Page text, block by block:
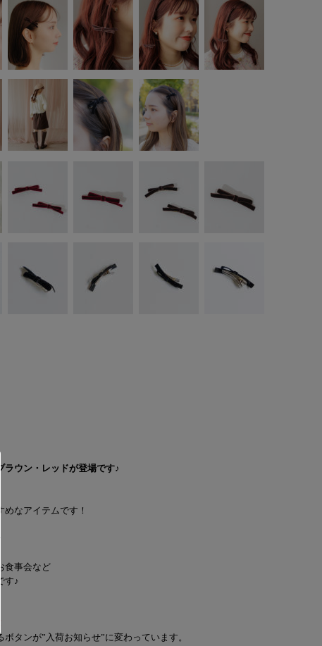
ラウン・レッドが登場です♪
なアイテムです！
食事会など
す♪
タンが”入荷お知らせ”に変わっています。